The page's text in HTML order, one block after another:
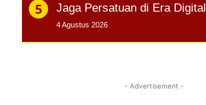
Jaga Persatuan di Era Digital
4 Agustus 2026
- Advertisement -